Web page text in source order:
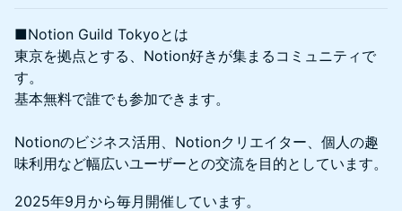
■Notion Guild Tokyoとは
東京を拠点とする、Notion好きが集まるコミュニティで
す。
基本無料で誰でも参加できます。
Notionのビジネス活用、Notionクリエイター、個人の趣
味利用など幅広いユーザーとの交流を目的としています。
2025年9月から毎月開催しています。